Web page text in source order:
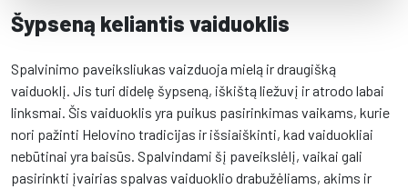
Šypseną keliantis vaiduoklis
Spalvinimo paveiksliukas vaizduoja mielą ir draugišką
vaiduoklį. Jis turi didelę šypseną, iškištą liežuvį ir atrodo labai
linksmai. Šis vaiduoklis yra puikus pasirinkimas vaikams, kurie
nori pažinti Helovino tradicijas ir išsiaiškinti, kad vaiduokliai
nebūtinai yra baisūs. Spalvindami šį paveikslėlį, vaikai gali
pasirinkti įvairias spalvas vaiduoklio drabužėliams, akims ir